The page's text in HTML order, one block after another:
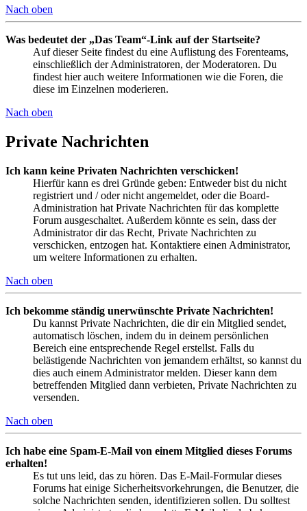
Nach oben
Was bedeutet der „Das Team“-Link auf der Startseite?
Auf dieser Seite findest du eine Auflistung des Forenteams,
einschließlich der Administratoren, der Moderatoren. Du
findest hier auch weitere Informationen wie die Foren, die
diese im Einzelnen moderieren.
Nach oben
Private Nachrichten
Ich kann keine Privaten Nachrichten verschicken!
Hierfür kann es drei Gründe geben: Entweder bist du nicht
registriert und / oder nicht angemeldet, oder die Board-
Administration hat Private Nachrichten für das komplette
Forum ausgeschaltet. Außerdem könnte es sein, dass der
Administrator dir das Recht, Private Nachrichten zu
verschicken, entzogen hat. Kontaktiere einen Administrator,
um weitere Informationen zu erhalten.
Nach oben
Ich bekomme ständig unerwünschte Private Nachrichten!
Du kannst Private Nachrichten, die dir ein Mitglied sendet,
automatisch löschen, indem du in deinem persönlichen
Bereich eine entsprechende Regel erstellst. Falls du
belästigende Nachrichten von jemandem erhältst, so kannst du
dies auch einem Administrator melden. Dieser kann dem
betreffenden Mitglied dann verbieten, Private Nachrichten zu
versenden.
Nach oben
Ich habe eine Spam-E-Mail von einem Mitglied dieses Forums
erhalten!
Es tut uns leid, das zu hören. Das E-Mail-Formular dieses
Forums hat einige Sicherheitsvorkehrungen, die Benutzer, die
solche Nachrichten senden, identifizieren sollen. Du solltest